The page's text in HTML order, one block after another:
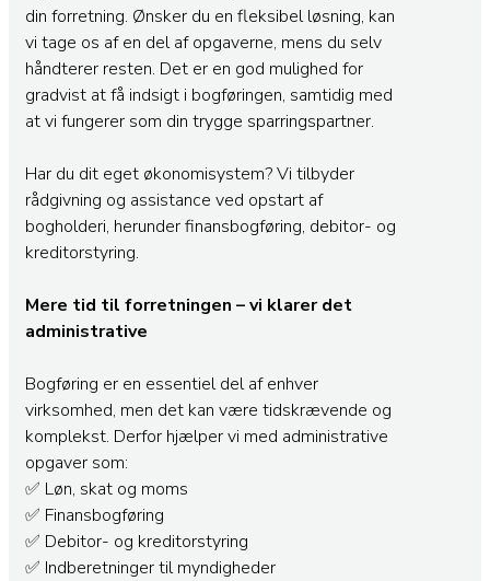
din forretning. Ønsker du en fleksibel løsning, kan
vi tage os af en del af opgaverne, mens du selv
håndterer resten. Det er en god mulighed for
gradvist at få indsigt i bogføringen, samtidig med
at vi fungerer som din trygge sparringspartner.
Har du dit eget økonomisystem? Vi tilbyder
rådgivning og assistance ved opstart af
bogholderi, herunder finansbogføring, debitor- og
kreditorstyring.
Mere tid til forretningen – vi klarer det
administrative
Bogføring er en essentiel del af enhver
virksomhed, men det kan være tidskrævende og
komplekst. Derfor hjælper vi med administrative
opgaver som:
✅ Løn, skat og moms
✅ Finansbogføring
✅ Debitor- og kreditorstyring
✅ Indberetninger til myndigheder